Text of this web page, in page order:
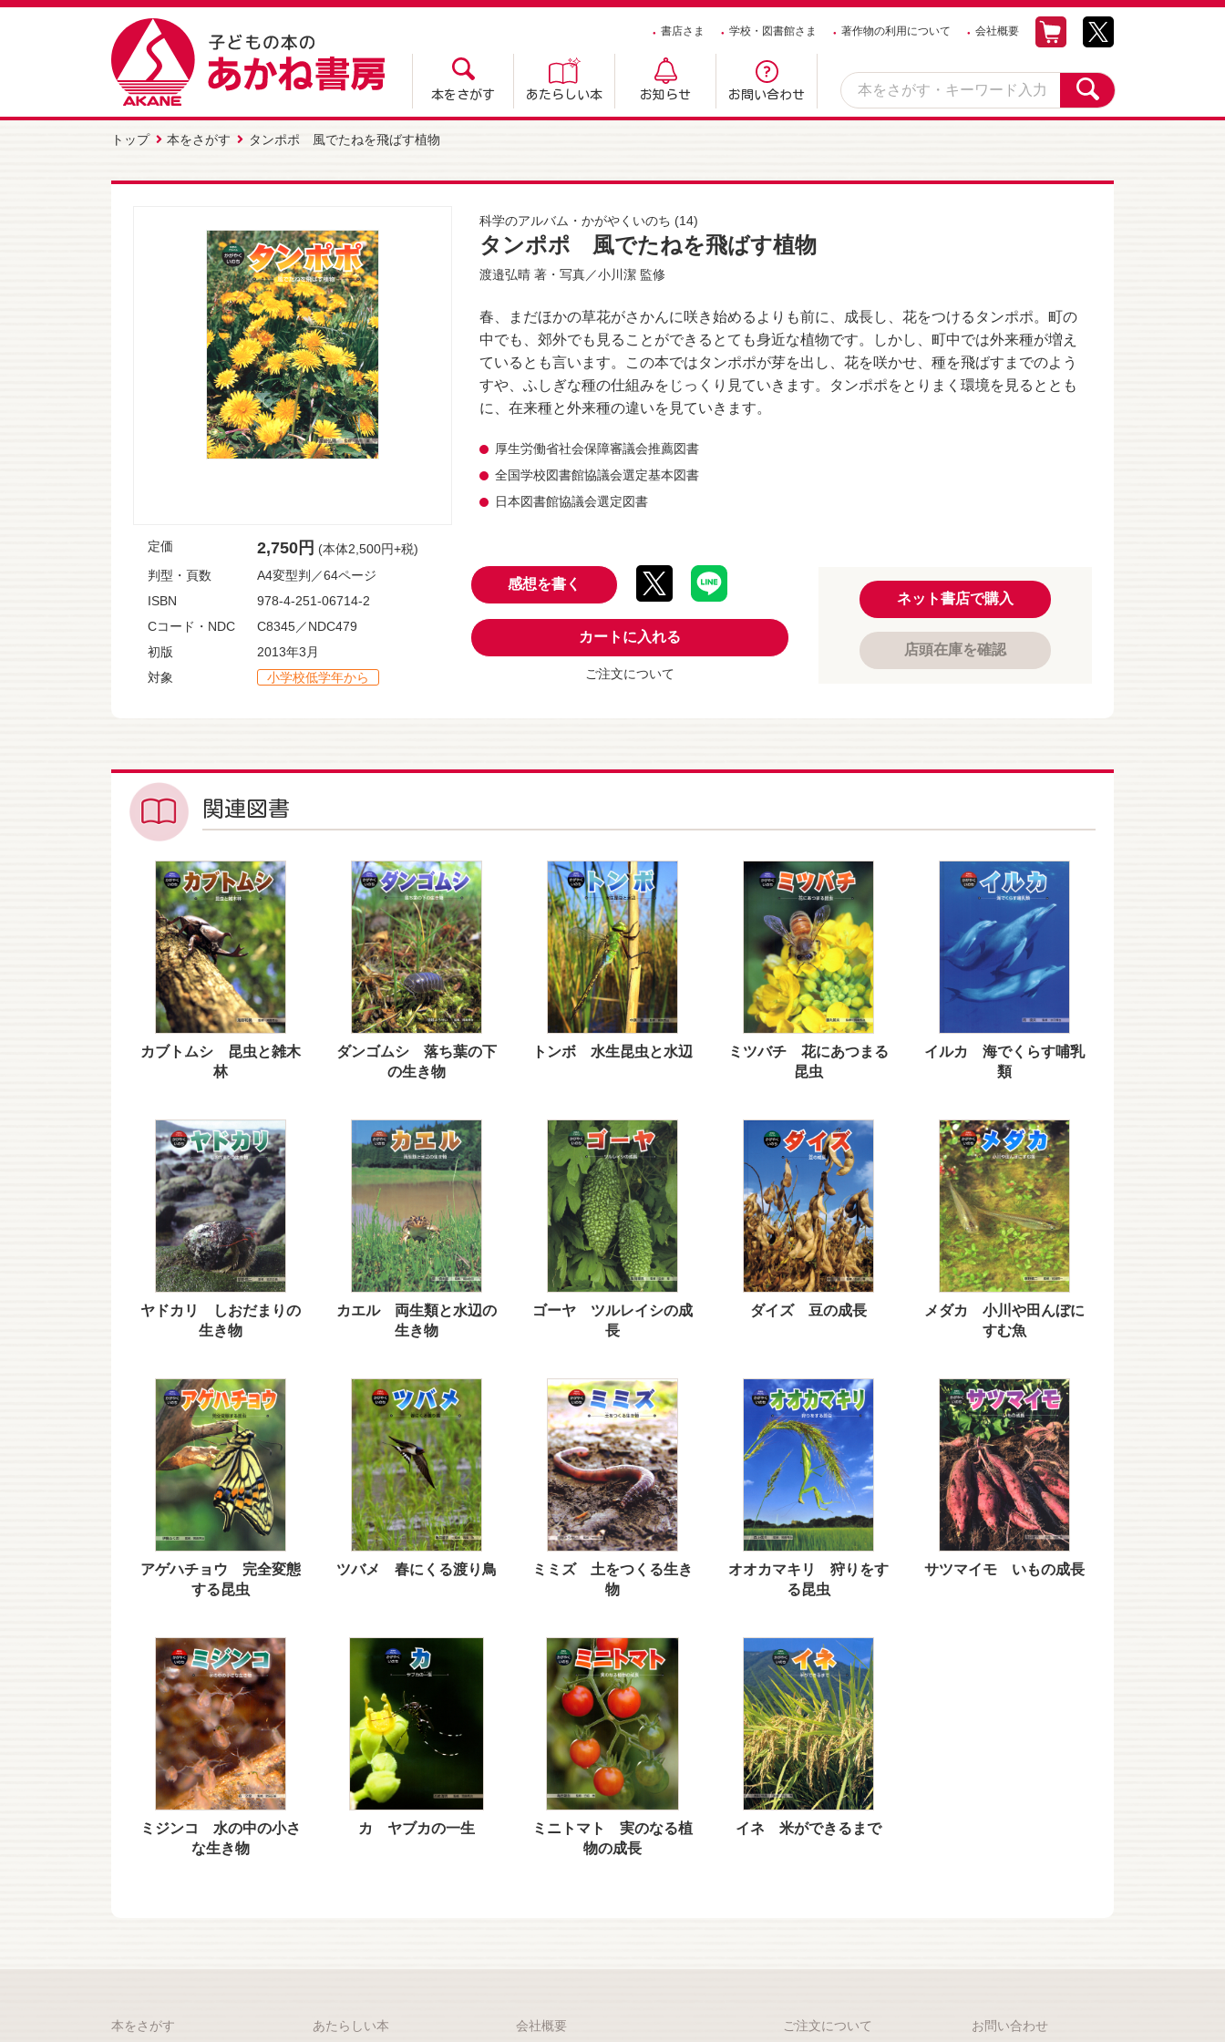
書店さま 学校・図書館さま 著作物の利用について 会社概要
本をさがす あたらしい本 お知らせ お問い合わせ
トップ 本をさがす タンポポ 風でたねを飛ばす植物
科学のアルバム・かがやくいのち (14)
タンポポ 風でたねを飛ばす植物
渡邉弘晴 著・写真／小川潔 監修
春、まだほかの草花がさかんに咲き始めるよりも前に、成長し、花をつけるタンポポ。町の
中でも、郊外でも見ることができるとても身近な植物です。しかし、町中では外来種が増え
ているとも言います。この本ではタンポポが芽を出し、花を咲かせ、種を飛ばすまでのよう
すや、ふしぎな種の仕組みをじっくり見ていきます。タンポポをとりまく環境を見るととも
に、在来種と外来種の違いを見ていきます。
厚生労働省社会保障審議会推薦図書
全国学校図書館協議会選定基本図書
日本図書館協議会選定図書
感想を書く
カートに入れる
ご注文について
定価 2,750円 (本体2,500円+税)
判型・頁数
A4変型判／64ページ
ISBN
978-4-251-06714-2
Cコード・NDC
C8345／NDC479
初版
2013年3月
対象
小学校低学年から
ネット書店で購入
店頭在庫を確認
関連図書
カブトムシ 昆虫と雑木
林
ダンゴムシ 落ち葉の下
の生き物
トンボ 水生昆虫と水辺
ミツバチ 花にあつまる
昆虫
イルカ 海でくらす哺乳
類
ヤドカリ しおだまりの
生き物
カエル 両生類と水辺の
生き物
ゴーヤ ツルレイシの成
長
ダイズ 豆の成長
メダカ 小川や田んぼに
すむ魚
アゲハチョウ 完全変態
する昆虫
ツバメ 春にくる渡り鳥
ミミズ 土をつくる生き
物
オオカマキリ 狩りをす
る昆虫
サツマイモ いもの成長
ミジンコ 水の中の小さ
な生き物
カ ヤブカの一生
ミニトマト 実のなる植
物の成長
イネ 米ができるまで
本をさがす
あたらしい本
会社概要
ご注文について
お問い合わせ